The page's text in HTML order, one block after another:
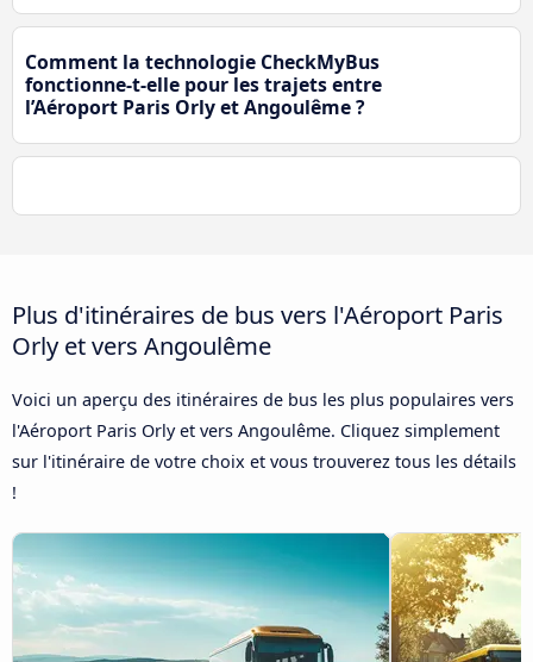
Comment la technologie CheckMyBus
fonctionne-t-elle pour les trajets entre
l’Aéroport Paris Orly et Angoulême ?
Plus d'itinéraires de bus vers l'Aéroport Paris
Orly et vers Angoulême
Voici un aperçu des itinéraires de bus les plus populaires vers
l'Aéroport Paris Orly et vers Angoulême. Cliquez simplement
sur l'itinéraire de votre choix et vous trouverez tous les détails
!